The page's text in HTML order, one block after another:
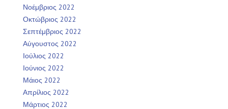
Νοέμβριος 2022
Οκτώβριος 2022
Σεπτέμβριος 2022
Αύγουστος 2022
Ιούλιος 2022
Ιούνιος 2022
Μάιος 2022
Απρίλιος 2022
Μάρτιος 2022